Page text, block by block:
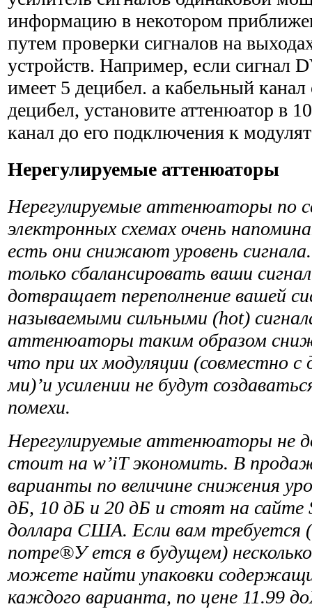
информацию в некотором
путем проверки сигналов на
устройств. Например, если сигнал
имеет 5 децибел. а кабельный канал
децибел, установите аттенюатор в
канал до его подключения к
Нерегулируемые аттенюаторы
Нерегулируемые аттенюаторы по
электронных схемах очень
есть они снижают уровень
только сбалансировать ваши
дотвращает переполнение вашей
называемыми сильными (hot)
аттенюаторы таким образом
что при их модуляции (совместно с
ми)’и усилении не будут
помехи.
Нерегулируемые аттенюаторы не
стоит на w’iT экономить. В
варианты по величине снижения
дБ, 10 дБ и 20 дБ и стоят на сайте
доллара США. Если вам требуется
потре®У ется в будущем)
можете найти упаковки
каждого варианта, по цене 11.99